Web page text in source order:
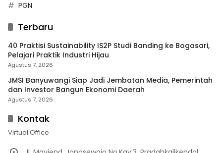
PGN
Terbaru
40 Praktisi Sustainability IS2P Studi Banding ke Bogasari,
Pelajari Praktik Industri Hijau
Agustus 7, 2026
JMSI Banyuwangi Siap Jadi Jembatan Media, Pemerintah
dan Investor Bangun Ekonomi Daerah
Agustus 7, 2026
Kontak
Virtual Office